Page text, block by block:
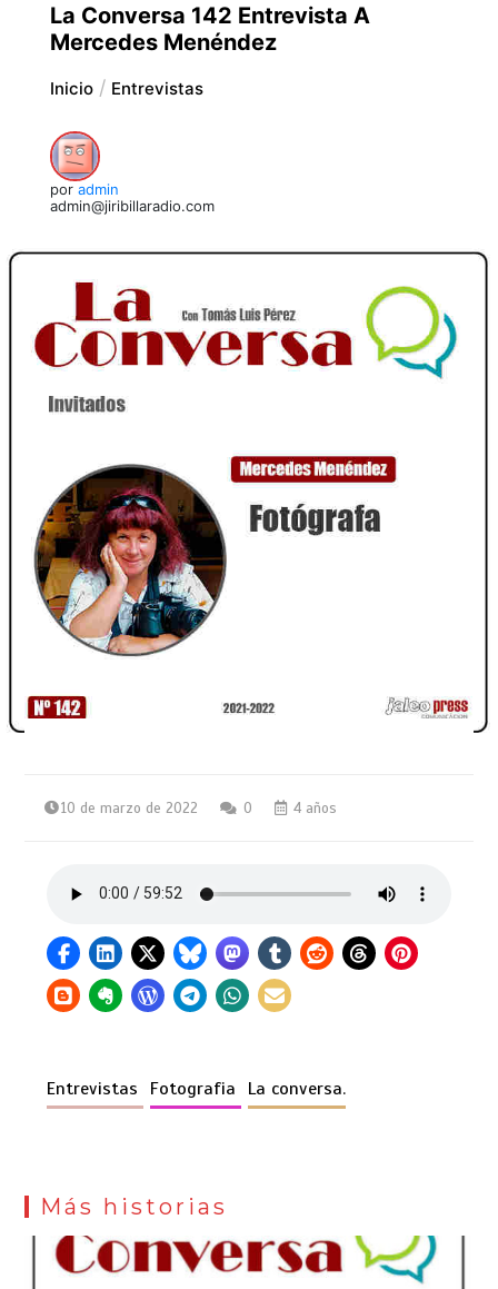
La Conversa 142 Entrevista A
Mercedes Menéndez
Inicio Entrevistas
por admin
admin@jiribillaradio.com
10 de marzo de 2022 0 4 años
Entrevistas Fotografia La conversa.
Más historias